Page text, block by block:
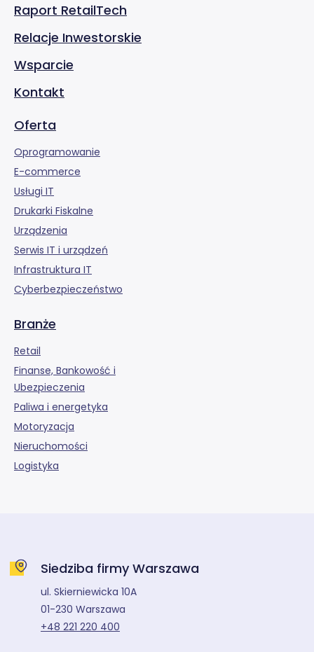
Raport RetailTech
Relacje Inwestorskie
Wsparcie
Kontakt
Oferta
Oprogramowanie
E-commerce
Usługi IT
Drukarki Fiskalne
Urządzenia
Serwis IT i urządzeń
Infrastruktura IT
Cyberbezpieczeństwo
Branże
Retail
Finanse, Bankowość i
Ubezpieczenia
Paliwa i energetyka
Motoryzacja
Nieruchomości
Logistyka
Siedziba firmy Warszawa
ul. Skierniewicka 10A
01-230 Warszawa
+48 221 220 400